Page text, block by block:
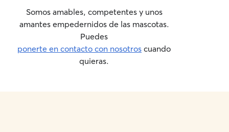
Somos amables, competentes y unos
amantes empedernidos de las mascotas.
Puedes
ponerte en contacto con nosotros cuando
quieras.